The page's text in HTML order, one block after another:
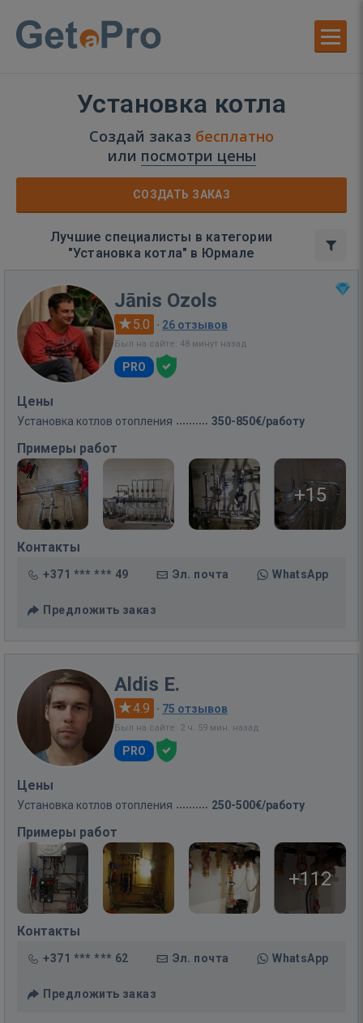
Установка котла
Создай заказ бесплатно
или посмотри цены
СОЗДАТЬ ЗАКАЗ
Лучшие специалисты в категории
"Установка котла" в Юрмале
Jānis Ozols
5.0 · 26 отзывов
Был на сайте: 48 минут назад
PRO
Цены
Установка котлов отопления 350-850€/работу
Примеры работ
+15
Контакты
+371 *** *** 49 Эл. почта WhatsApp
Предложить заказ
Aldis E.
4.9 · 75 отзывов
Был на сайте: 2 ч. 59 мин. назад
PRO
Цены
Установка котлов отопления 250-500€/работу
Примеры работ
+112
Контакты
+371 *** *** 62 Эл. почта WhatsApp
Предложить заказ